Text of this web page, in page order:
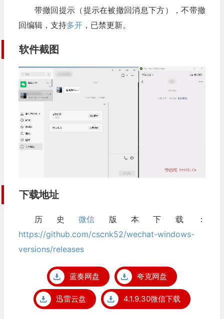
带撤回提示（提示在被撤回消息下方），不带撤
回编辑，支持多开，已禁更新。
软件截图
下载地址
历史微信 版本下载：
https://github.com/cscnk52/wechat-windows-
versions/releases
蓝奏网盘 夸克网盘
迅雷云盘 4.1.9.30微信下载